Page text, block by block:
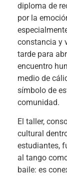
diploma de
por la
constancia y
tarde para
encuentro
medio de
símbolo de
comunidad.
El taller,
cultural
estudiantes,
al tango
baile: es